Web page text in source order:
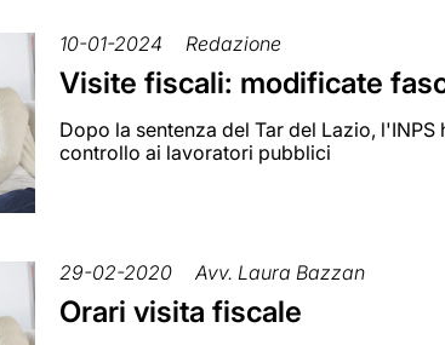
10-01-2024 Redazione
Visite fiscali: modificate
Dopo la sentenza del Tar del Lazio,
controllo ai lavoratori pubblici
29-02-2020 Avv. Laura Bazzan
Orari visita fiscale